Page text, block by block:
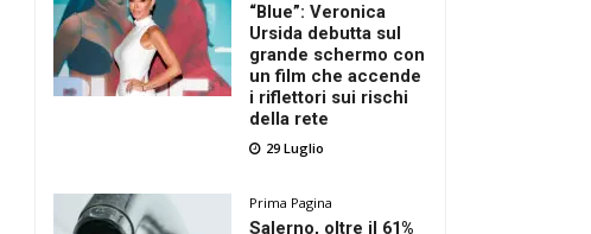
“Blue”: Veronica
Ursida debutta sul
grande schermo con
un film che accende
i riflettori sui rischi
della rete
29 Luglio
Prima Pagina
Salerno, oltre il 61%